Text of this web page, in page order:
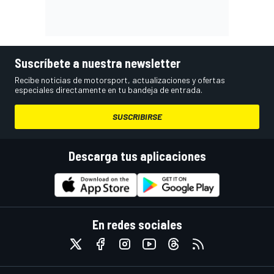
Suscríbete a nuestra newsletter
Recibe noticias de motorsport, actualizaciones y ofertas
especiales directamente en tu bandeja de entrada.
SUSCRIBIRSE
Descarga tus aplicaciones
En redes sociales